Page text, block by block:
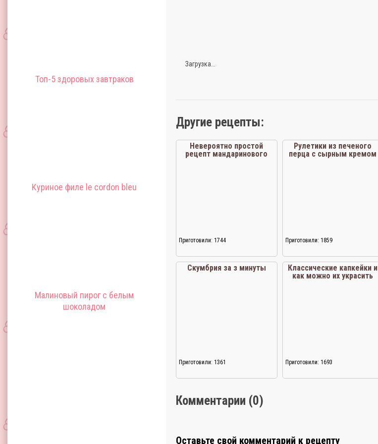
Топ-5 здоровых завтраков
Куриное филе le cordon bleu
Малиновый пирог с белым
шоколадом
Загрузка...
Другие рецепты:
Невероятно простой
рецепт мандаринового
Приготовили: 1744
Рулетики из печеного
перца с сырным кремом
Приготовили: 1859
Скумбрия за з минуты
Приготовили: 1361
Классические капкейки и
как можно их украсить
Приготовили: 1693
Комментарии (0)
Оставьте свой комментарий к рецепту